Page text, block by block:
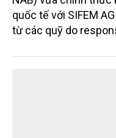
Ngân hàng TMCP
NAB) vừa chính thức
quốc tế với SIFEM
từ các quỹ do